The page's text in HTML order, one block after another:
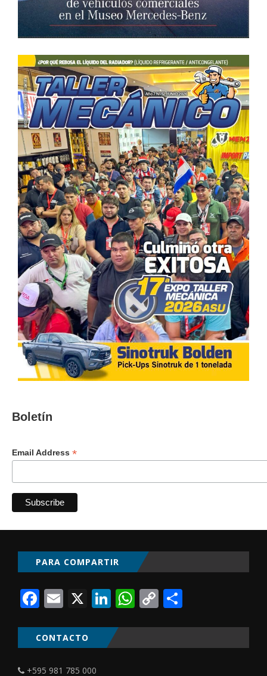
Boletín
Email Address *
PARA COMPARTIR
Facebook
Email
X LinkedIn
WhatsApp
Copy
CONTACTO
+595 981 785 000